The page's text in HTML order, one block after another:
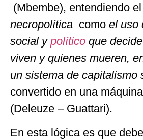
(Mbembe), entendiendo
necropolítica como el uso
social y político que
viven y quienes mueren,
un sistema de capitalismo
convertido en una
(Deleuze – Guattari).
En esta lógica es que